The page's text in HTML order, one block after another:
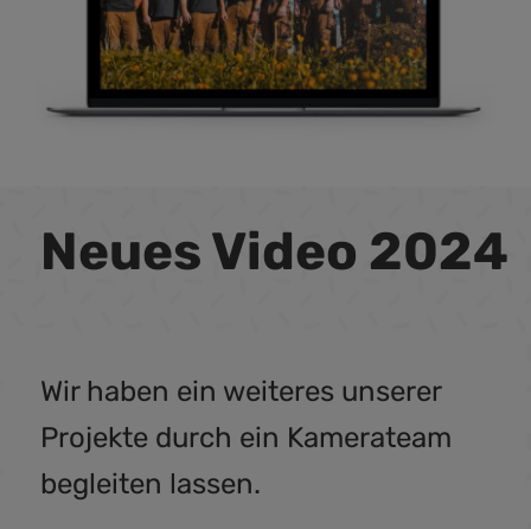
Neues Video 2024
Wir haben ein weiteres unserer
Projekte durch ein Kamerateam
begleiten lassen.